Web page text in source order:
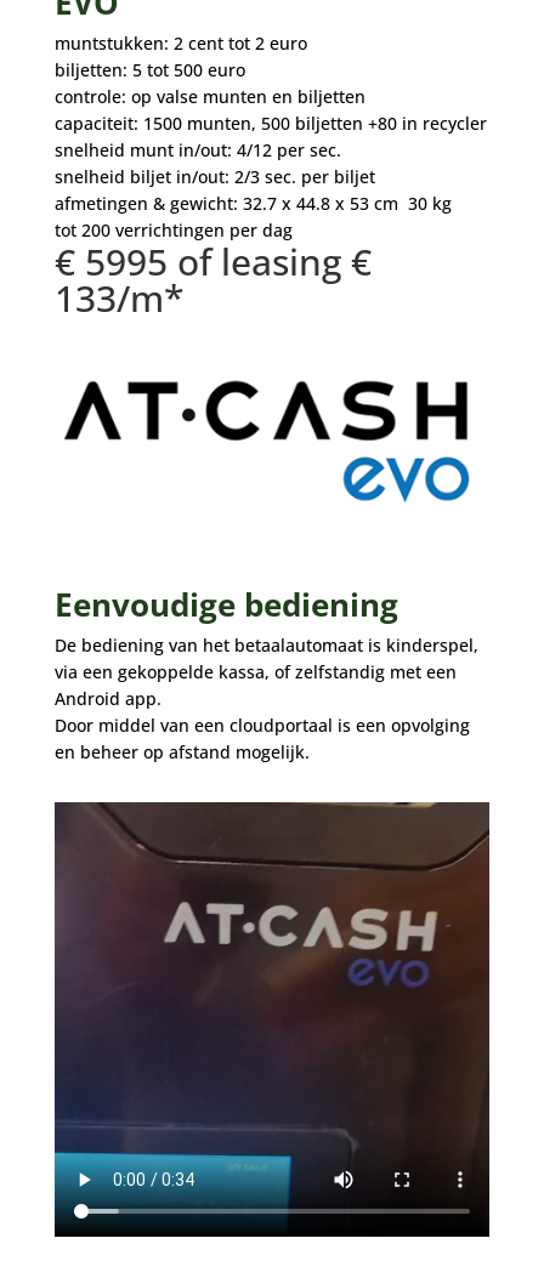
muntstukken: 2 cent tot 2 euro
biljetten: 5 tot 500 euro
controle: op valse munten en biljetten
capaciteit: 1500 munten, 500 biljetten +80 in recycler
snelheid munt in/out: 4/12 per sec.
snelheid biljet in/out: 2/3 sec. per biljet
afmetingen & gewicht: 32.7 x 44.8 x 53 cm 30 kg
tot 200 verrichtingen per dag
€ 5995 of leasing €
133/m*
Eenvoudige bediening
De bediening van het betaalautomaat is kinderspel,
via een gekoppelde kassa, of zelfstandig met een
Android app.
Door middel van een cloudportaal is een opvolging
en beheer op afstand mogelijk.